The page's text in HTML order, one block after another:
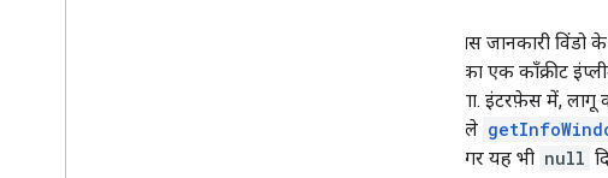
आपके पास जानकारी विंडो
इंटरफ़ेस का एक कॉंक्रीट
करना होगा. इंटरफ़ेस में,
सबसे पहले
करेगा. अगर यह भी null